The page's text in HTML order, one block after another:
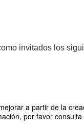
a partir de la
por favor
invitados los